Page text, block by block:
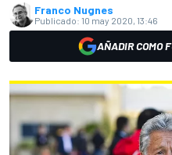
Franco Nugnes
Publicado: 10 may 2020, 13:46
AÑADIR COMO